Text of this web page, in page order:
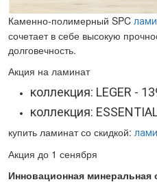
Каменно-полимерный SPC
сочетает в себе высокую
долговечность.
Акция на ламинат
коллекция: LEGER -
коллекция:
купить ламинат со скидкой:
Акция до 1 сенября
Инновационная минеральная